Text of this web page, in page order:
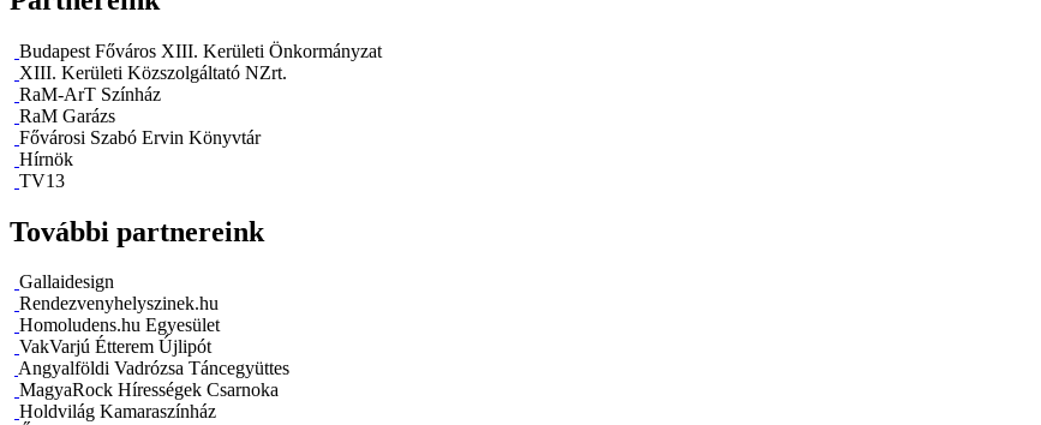
Budapest Főváros XIII. Kerületi Önkormányzat
XIII. Kerületi Közszolgáltató NZrt.
RaM-ArT Színház
RaM Garázs
Fővárosi Szabó Ervin Könyvtár
Hírnök
TV13
További partnereink
Gallaidesign
Rendezvenyhelyszinek.hu
Homoludens.hu Egyesület
VakVarjú Étterem Újlipót
Angyalföldi Vadrózsa Táncegyüttes
MagyaRock Hírességek Csarnoka
Holdvilág Kamaraszínház